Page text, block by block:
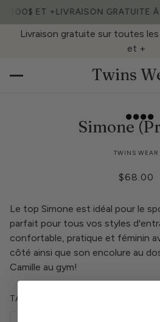
100$ ET +LIVRAISON GRATUITE
Livraison gratuite sur toutes
et +
Twins
Simone
TWINS WEAR
$68.00
Le top Simone est idéal pour le
parfait pour tous vos styles
confortable, pratique et féminin
côté ainsi que son encolure au
Camille au gym!
TAILLE